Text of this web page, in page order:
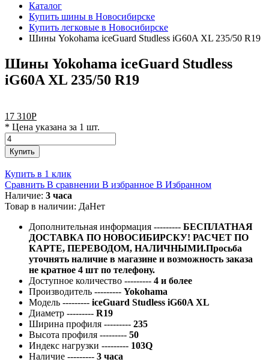
Каталог
Купить шины в Новосибирске
Купить легковые в Новосибирске
Шины Yokohama iceGuard Studless iG60A XL 235/50 R19
Шины Yokohama iceGuard Studless
iG60A XL 235/50 R19
17 310Р
* Цена указана за 1 шт.
Купить
Купить в 1 клик
Сравнить В сравнении В избранное В Избранном
Наличие: 3 часа
Товар в наличии: ДаНет
Дополнительная информация --------- БЕСПЛАТНАЯ
ДОСТАВКА ПО НОВОСИБИРСКУ! РАСЧЕТ ПО
КАРТЕ, ПЕРЕВОДОМ, НАЛИЧНЫМИ.Просьба
уточнять наличие в магазине и возможность заказа
не кратное 4 шт по телефону.
Доступное количество --------- 4 и более
Производитель --------- Yokohama
Модель --------- iceGuard Studless iG60A XL
Диаметр --------- R19
Ширина профиля --------- 235
Высота профиля --------- 50
Индекс нагрузки --------- 103Q
Наличие --------- 3 часа